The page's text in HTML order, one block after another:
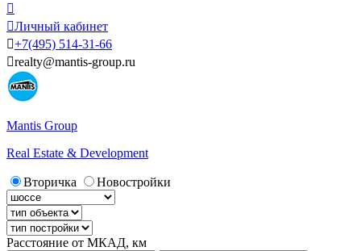

Личный кабинет
+7(495) 514-31-66
realty@mantis-group.ru
Mantis Group
Real Estate & Development
Вторичка Новостройки
Расстояние от МКАД, км